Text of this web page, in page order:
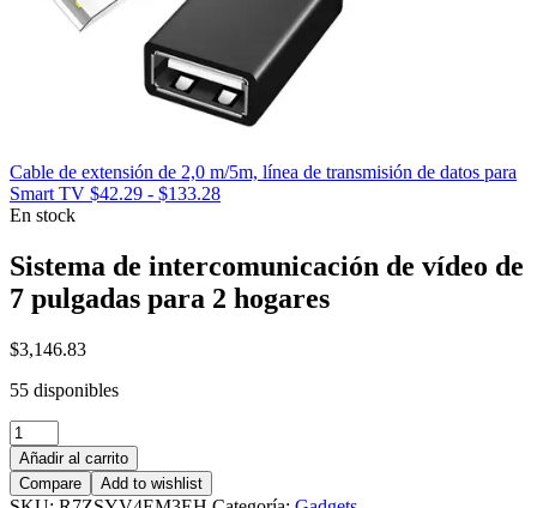
Cable de extensión de 2,0 m/5m, línea de transmisión de datos para
Smart TV $42.29 - $133.28Rango
desde
$42.29
hasta
En stock
Sistema de intercomunicación de vídeo de
7 pulgadas para 2 hogares
$3,146.83
55 disponibles
Sistema
de
intercomunicación
de
Añadir al carrito
Compare
Add to wishlist